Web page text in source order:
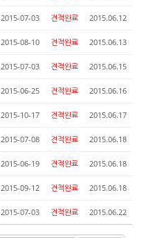
2015-07-03 견적완료 2015.06.12
2015-08-10 견적완료 2015.06.13
2015-07-03 견적완료 2015.06.15
2015-06-25 견적완료 2015.06.16
2015-10-17 견적완료 2015.06.17
2015-07-08 견적완료 2015.06.18
2015-06-19 견적완료 2015.06.18
2015-09-12 견적완료 2015.06.18
2015-07-03 견적완료 2015.06.22